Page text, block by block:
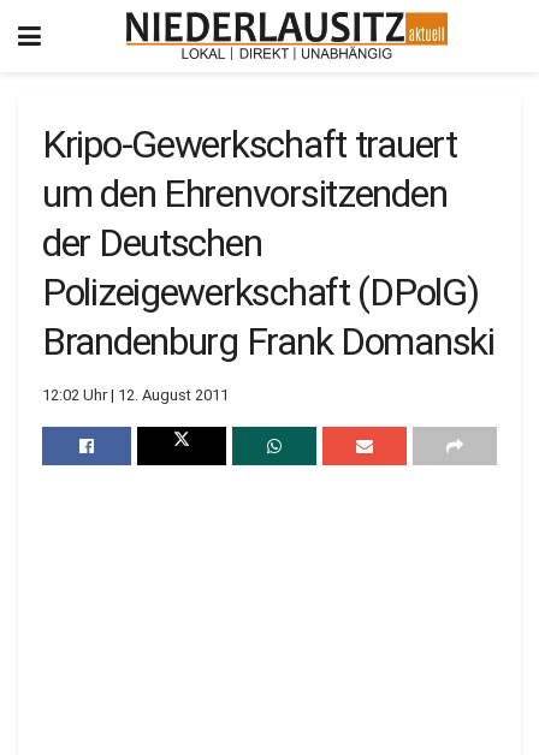
Kripo-Gewerkschaft trauert
um den Ehrenvorsitzenden
der Deutschen
Polizeigewerkschaft (DPolG)
Brandenburg Frank Domanski
12:02 Uhr | 12. August 2011